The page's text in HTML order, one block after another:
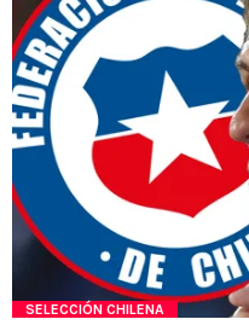
SELECCIÓN CHILENA